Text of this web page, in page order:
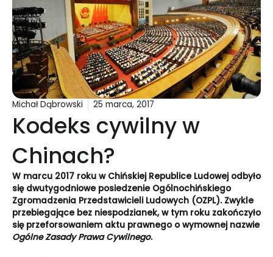
Michał Dąbrowski 25 marca, 2017
Kodeks cywilny w
Chinach?
W marcu 2017 roku w Chińskiej Republice Ludowej odbyło
się dwutygodniowe posiedzenie Ogólnochińskiego
Zgromadzenia Przedstawicieli Ludowych (OZPL). Zwykle
przebiegające bez niespodzianek, w tym roku zakończyło
się przeforsowaniem aktu prawnego o wymownej nazwie
Ogólne Zasady Prawa Cywilnego.